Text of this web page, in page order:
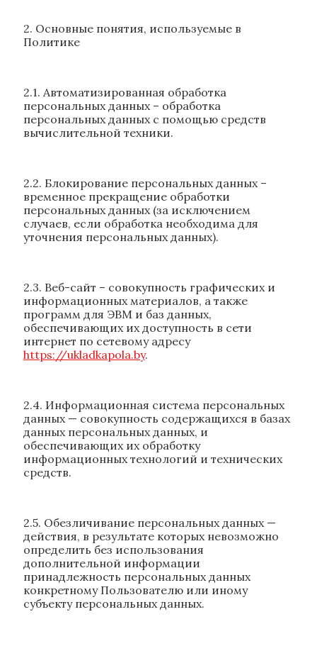
2. Основные понятия, используемые в
Политике
2.1. Автоматизированная обработка
персональных данных – обработка
персональных данных с помощью средств
вычислительной техники.
2.2. Блокирование персональных данных –
временное прекращение обработки
персональных данных (за исключением
случаев, если обработка необходима для
уточнения персональных данных).
2.3. Веб-сайт – совокупность графических и
информационных материалов, а также
программ для ЭВМ и баз данных,
обеспечивающих их доступность в сети
интернет по сетевому адресу
https://ukladkapola.by.
2.4. Информационная система персональных
данных — совокупность содержащихся в базах
данных персональных данных, и
обеспечивающих их обработку
информационных технологий и технических
средств.
2.5. Обезличивание персональных данных —
действия, в результате которых невозможно
определить без использования
дополнительной информации
принадлежность персональных данных
конкретному Пользователю или иному
субъекту персональных данных.